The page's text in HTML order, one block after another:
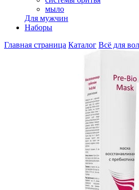
мыло
Для мужчин
Наборы
Главная страница Каталог Всё для